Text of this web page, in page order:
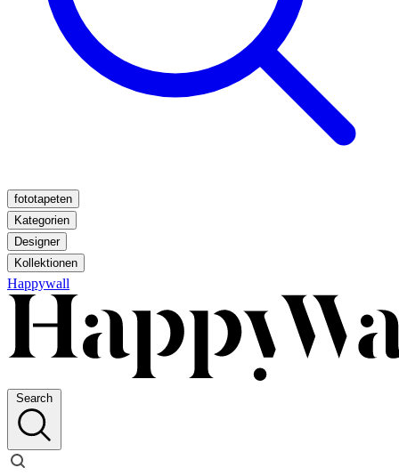
fototapeten
Kategorien
Designer
Kollektionen
Happywall
Search